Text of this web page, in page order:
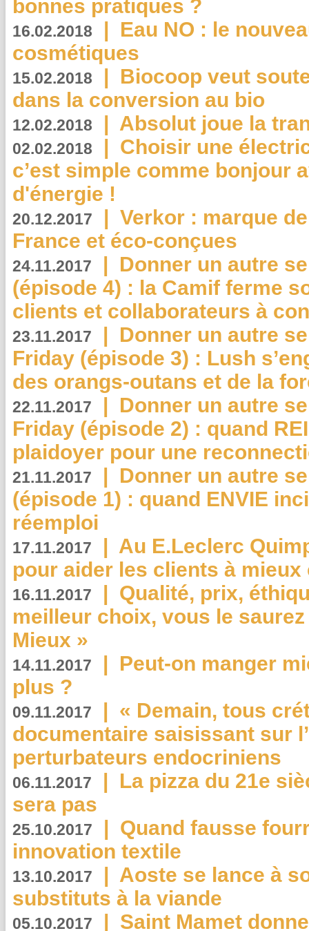
bonnes pratiques ?
16.02.2018 | Eau NO : le
cosmétiques
15.02.2018 | Biocoop veut
dans la conversion au bio
12.02.2018 | Absolut joue la
02.02.2018 | Choisir une
c’est simple comme bonjour
d'énergie !
20.12.2017 | Verkor : marque
France et éco-conçues
24.11.2017 | Donner un autre
(épisode 4) : la Camif ferme
clients et collaborateurs à
23.11.2017 | Donner un autre
Friday (épisode 3) : Lush
des orangs-outans et de la
22.11.2017 | Donner un autre
Friday (épisode 2) : quand
plaidoyer pour une
21.11.2017 | Donner un autre
(épisode 1) : quand ENVIE
réemploi
17.11.2017 | Au E.Leclerc
pour aider les clients à
16.11.2017 | Qualité, prix,
meilleur choix, vous le
Mieux »
14.11.2017 | Peut-on manger
plus ?
09.11.2017 | « Demain, tous
documentaire saisissant sur
perturbateurs endocriniens
06.11.2017 | La pizza du 21e
sera pas
25.10.2017 | Quand fausse
innovation textile
13.10.2017 | Aoste se lance à
substituts à la viande
05.10.2017 | Saint Mamet